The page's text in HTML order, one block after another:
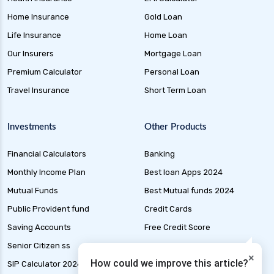
Health Insurance for Cataract Surgery in India
India
Health Insurance for Liver Cirrhosis in India
Health Insurance for Alzheimer Disease in India
Health Insurance for Thyroid Patients
×
How could we improve this article?
Home Insurance
Life Insurance
Our Insurers
Premium Calculator
Travel Insurance
Gold Loan
Home Loan
Mortgage Loan
Personal Loan
Short Term Loan
Investments
Financial Calculators
Monthly Income Plan
Mutual Funds
Public Provident fund
Saving Accounts
Senior Citizen ss
SIP Calculator 2024
Other Products
Banking
Best loan Apps 2024
Best Mutual funds 2024
Credit Cards
Free Credit Score
Liability Insurance
Loan Application Status